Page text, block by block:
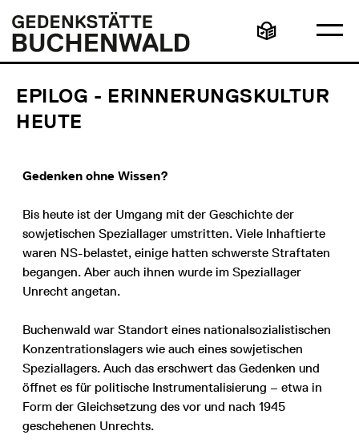
zum
Inhalt
Gedenkstätte
Buchenwald
Leichte
Sprache
EPILOG - ERINNERUNGSKULTUR
HEUTE
Gedenken ohne Wissen?
Bis heute ist der Umgang mit der Geschichte der
sowjetischen Speziallager umstritten. Viele Inhaftierte
waren NS-belastet, einige hatten schwerste Straftaten
begangen. Aber auch ihnen wurde im Speziallager
Unrecht angetan.
Buchenwald war Standort eines nationalsozialistischen
Konzentrationslagers wie auch eines sowjetischen
Speziallagers. Auch das erschwert das Gedenken und
öffnet es für politische Instrumentalisierung – etwa in
Form der Gleichsetzung des vor und nach 1945
geschehenen Unrechts.